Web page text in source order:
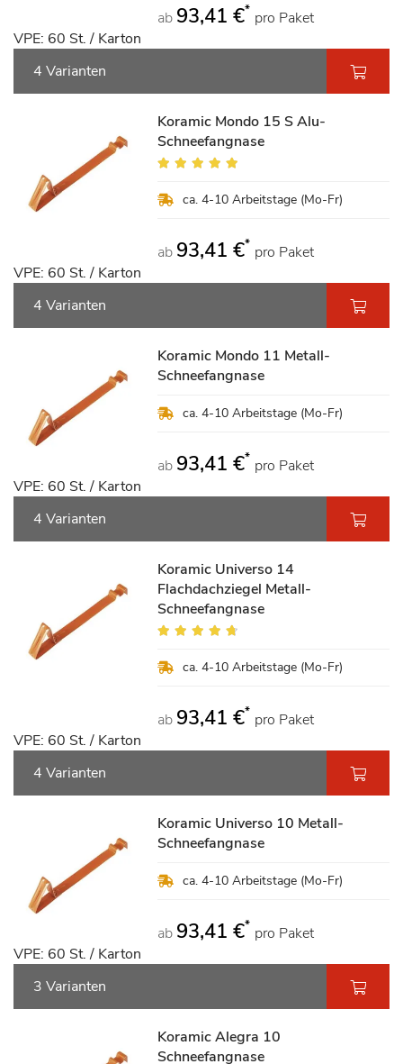
ab 93,41 €* pro Paket
VPE: 60 St. / Karton
4 Varianten
Koramic Mondo 15 S Alu-
Schneefangnase
Bewertung:
ca. 4-10 Arbeitstage (Mo-Fr)
ab 93,41 €* pro Paket
VPE: 60 St. / Karton
4 Varianten
Koramic Mondo 11 Metall-
Schneefangnase
ca. 4-10 Arbeitstage (Mo-Fr)
ab 93,41 €* pro Paket
VPE: 60 St. / Karton
4 Varianten
Koramic Universo 14
Flachdachziegel Metall-
Schneefangnase
Bewertung:
ca. 4-10 Arbeitstage (Mo-Fr)
ab 93,41 €* pro Paket
VPE: 60 St. / Karton
4 Varianten
Koramic Universo 10 Metall-
Schneefangnase
ca. 4-10 Arbeitstage (Mo-Fr)
ab 93,41 €* pro Paket
VPE: 60 St. / Karton
3 Varianten
Koramic Alegra 10
Schneefangnase